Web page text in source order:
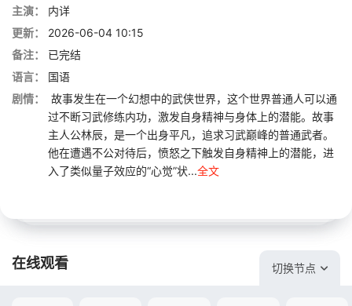
主演：
内详
更新：
2026-06-04 10:15
备注：
已完结
语言：
国语
剧情：
故事发生在一个幻想中的武侠世界，这个世界普通人可以通
过不断习武修练内功，激发自身精神与身体上的潜能。故事
主人公林辰，是一个出身平凡，追求习武巅峰的普通武者。
他在遭遇不公对待后，愤怒之下触发自身精神上的潜能，进
入了类似量子效应的“心觉”状...全文
在线观看 切换节点